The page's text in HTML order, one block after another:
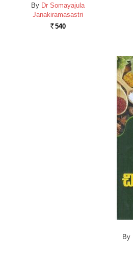
By Dr Somayajula
Janakiramasastri
Rs. 540
By